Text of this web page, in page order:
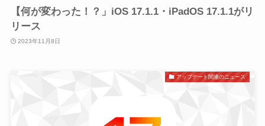
【何が変わった！？」iOS 17.1.1・iPadOS 17.1.1がリ
リース
2023年11月8日
アップデート関連のニュース